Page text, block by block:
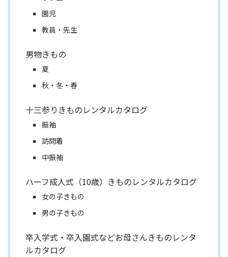
園児
教員・先生
男物きもの
夏
秋・冬・春
十三参りきものレンタルカタログ
振袖
訪問着
中振袖
ハーフ成人式（10歳）きものレンタルカタログ
女の子きもの
男の子きもの
卒入学式・卒入園式などお母さんきものレンタ
ルカタログ